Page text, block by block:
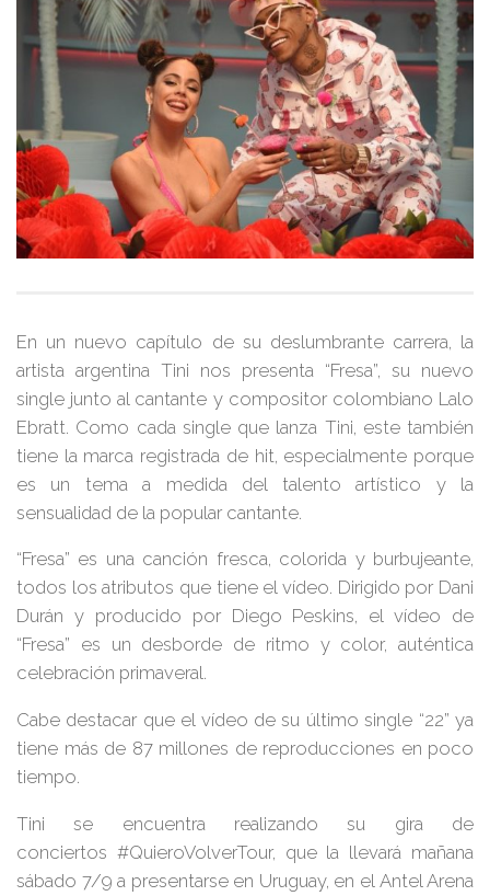
En un nuevo capítulo de su deslumbrante carrera, la
artista argentina Tini nos presenta “Fresa” , su nuevo
single junto al cantante y compositor colombiano Lalo
Ebratt . Como cada single que lanza Tini , este también
tiene la marca registrada de hit, especialmente porque
es un tema a medida del talento artístico y la
sensualidad de la popular cantante.
“Fresa” es una canción fresca, colorida y burbujeante,
todos los atributos que tiene el vídeo. Dirigido por Dani
Durán y producido por Diego Peskins, el vídeo de
“Fresa” es un desborde de ritmo y color, auténtica
celebración primaveral.
Cabe destacar que el vídeo de su último single “22” ya
tiene más de 87 millones de reproducciones en poco
tiempo.
Tini se encuentra realizando su gira de
conciertos #QuieroVolverTour, que la llevará mañana
sábado 7/9 a presentarse en Uruguay, en el Antel Arena